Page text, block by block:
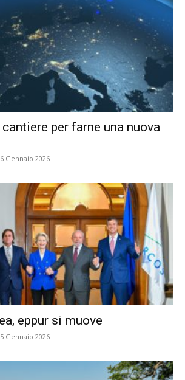
per farne una nuova
Gennaio 2026
eppur si muove
Gennaio 2026